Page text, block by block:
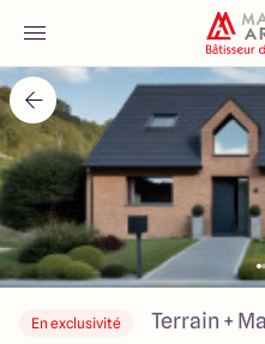
Accueil
Nos maisons
Nos annonces
Votre projet
En exclusivité Terrain +